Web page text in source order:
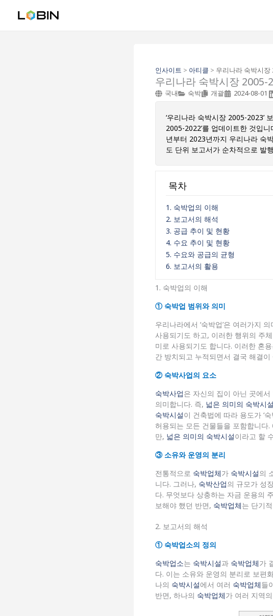
인사이트 > 아티클 > 우리나라 숙박시장
우리나라 숙박시장 2005-
국내 숙박 개괄 2024-08-01
‘우리나라 숙박시장 2005-2023’
2005-2022’를 업데이트한 것입
년부터 2023년까지 우리나라 숙
도 단위 보고서가 순차적으로 발
목차
1. 숙박업의 이해
2. 보고서의 해석
3. 공급 추이 및 현황
4. 수요 추이 및 현황
5. 수요와 공급의 균형
6. 보고서의 활용
1. 숙박업의 이해
① 숙박업 범위와 의미
우리나라에서 ‘숙박업’은 여러가지
사용되기도 하고, 이러한 행위의 주
미로 사용되기도 합니다. 이러한 혼
간 방치되고 누적되면서 결국 해결
② 숙박사업의 요소
숙박사업은 자신의 집이 아닌 곳에
의미합니다. 즉, 넓은 의미의 숙박시설
숙박시설이 건축법에 따라 용도가 ‘
허용되는 모든 건물들을 포함합니다.
만, 넓은 의미의 숙박시설이라고 할
③ 소유와 운영의 분리
전통적으로 숙박업체가 숙박시설의
니다. 그러나, 숙박산업의 규모가 성
다. 무엇보다 상충하는 자금 운용의
보해야 했던 반면, 숙박업체는 단기
2. 보고서의 해석
① 숙박업소의 정의
숙박업소는 숙박시설과 숙박업체가
다. 이는 소유와 운영의 분리로 보편
나의 숙박시설에서 여러 숙박업체들
반면, 하나의 숙박업체가 여러 지역의